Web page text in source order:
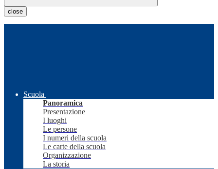
close
Scuola
Panoramica
Presentazione
I luoghi
Le persone
I numeri della scuola
Le carte della scuola
Organizzazione
La storia